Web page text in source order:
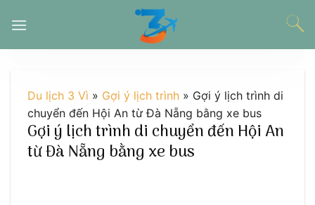
đến
Du lịch 3 Vì » Gợi ý lịch trình » Gợi ý lịch trình di
chuyển đến Hội An từ Đà Nẵng bằng xe bus
Gợi ý lịch trình di chuyển đến Hội An
từ Đà Nẵng bằng xe bus